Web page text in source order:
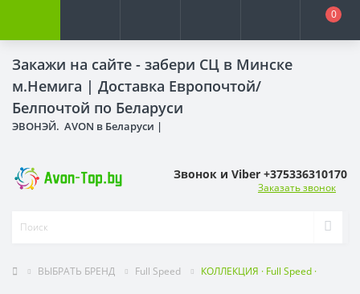
Закажи на сайте - забери СЦ в Минске
м.Немига | Доставка Европочтой/
Белпочтой по Беларуси
ЭВОНЭЙ. AVON в Беларуси |
0
Звонок и Viber +375336310170
Заказать звонок
ВЫБРАТЬ БРЕНД Full Speed КОЛЛЕКЦИЯ · Full Speed ·